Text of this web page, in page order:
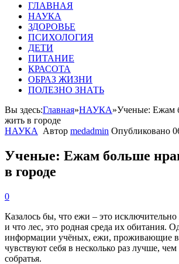
ГЛАВНАЯ
НАУКА
ЗДОРОВЬЕ
ПСИХОЛОГИЯ
ДЕТИ
ПИТАНИЕ
КРАСОТА
ОБРАЗ ЖИЗНИ
ПОЛЕЗНО ЗНАТЬ
Вы здесь:Главная»НАУКА»Ученые: Ежам
жить в городе
НАУКА
Автор medadmin Опубликовано
Ученые: Ежам больше
в городе
0
Казалось бы, что ежи – это
и что лес, это родная среда их обитания.
информации учёных, ежи, проживающие в
чувствуют себя в несколько раз лучше,
собратья.